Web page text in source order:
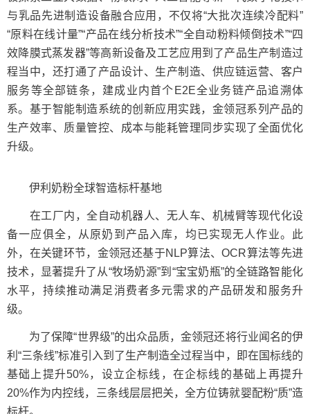
与乳品先进制造设备融合应用，不仅将“大批次连续冷配料”
“原料在线计量”“产品在线分析技术”“全自动粉料倾倒技术”“四
效降膜式蒸发器”等高新设备及工艺应用到了产品生产制造过
程当中，还打通了产品设计、生产制造、供应链运营、客户
服务等全部链条，建成业内首个E2E全业务链产品追溯体
系。基于智能制造系统的创新应用实践，金领冠系列产品的
生产效率、质量管控、成本与能耗管理同步实现了全面优化
升级。
伊利奶粉全球智造标杆基地
在工厂内，全自动机器人、无人车、机械臂等现代化设
备一应俱全，从原奶到产品入库，均已实现无人作业。此
外，在关键环节，金领冠还基于NLP算法、OCR算法等先进
技术，显著提升了从“牧场奶源”到“宝宝奶瓶”的全链路智能化
水平，持续推动满足消费者多元需求的产品研发和服务升
级。
为了保障“世界级”的出众品质，金领冠还将行业闻名的伊
利“三条线”标准引入到了生产制造全过程当中，即在国标线的
基础上提升50%，设立企标线，在企标线的基础上再提升
20%作为内控线，三条线层层把关，全方位铸就婴配粉“质”造
标杆。